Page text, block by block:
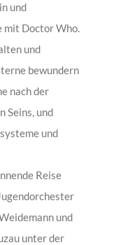
und
mit Doctor Who.
und
bewundern
nach der
Seins, und
und
Reise
und
unter der